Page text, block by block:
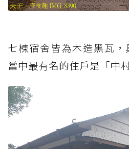
七棟宿舍皆為木造黑瓦，
當中最有名的住戶是「中